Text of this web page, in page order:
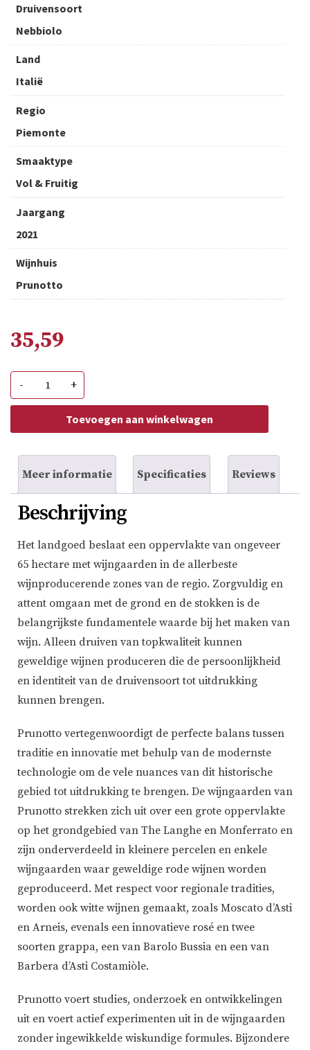
Druivensoort
Nebbiolo
Land
Italië
Regio
Piemonte
Smaaktype
Vol & Fruitig
Jaargang
2021
Wijnhuis
Prunotto
35,59
-
Barbaresco
aantal
+
Toevoegen aan winkelwagen
Meer informatie Specificaties Reviews
Beschrijving
Het landgoed beslaat een oppervlakte van ongeveer
65 hectare met wijngaarden in de allerbeste
wijnproducerende zones van de regio. Zorgvuldig en
attent omgaan met de grond en de stokken is de
belangrijkste fundamentele waarde bij het maken van
wijn. Alleen druiven van topkwaliteit kunnen
geweldige wijnen produceren die de persoonlijkheid
en identiteit van de druivensoort tot uitdrukking
kunnen brengen.
Prunotto vertegenwoordigt de perfecte balans tussen
traditie en innovatie met behulp van de modernste
technologie om de vele nuances van dit historische
gebied tot uitdrukking te brengen. De wijngaarden van
Prunotto strekken zich uit over een grote oppervlakte
op het grondgebied van The Langhe en Monferrato en
zijn onderverdeeld in kleinere percelen en enkele
wijngaarden waar geweldige rode wijnen worden
geproduceerd. Met respect voor regionale tradities,
worden ook witte wijnen gemaakt, zoals Moscato d’Asti
en Arneis, evenals een innovatieve rosé en twee
soorten grappa, een van Barolo Bussia en een van
Barbera d’Asti Costamiòle.
Prunotto voert studies, onderzoek en ontwikkelingen
uit en voert actief experimenten uit in de wijngaarden
zonder ingewikkelde wiskundige formules. Bijzondere